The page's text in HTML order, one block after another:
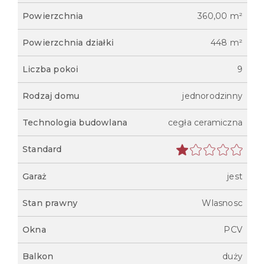
Powierzchnia 360,00 m²
Powierzchnia działki 448 m²
Liczba pokoi 9
Rodzaj domu jednorodzinny
Technologia budowlana cegła ceramiczna
Standard
Garaż jest
Stan prawny Wlasnosc
Okna PCV
Balkon duży